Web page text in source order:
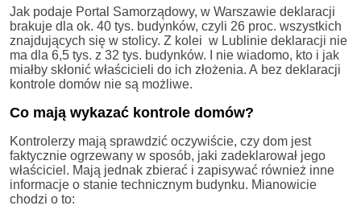
Jak podaje Portal Samorządowy, w Warszawie deklaracji
brakuje dla ok. 40 tys. budynków, czyli 26 proc. wszystkich
znajdujących się w stolicy. Z kolei w Lublinie deklaracji nie
ma dla 6,5 tys. z 32 tys. budynków. I nie wiadomo, kto i jak
miałby skłonić właścicieli do ich złożenia. A bez deklaracji
kontrole domów nie są możliwe.
Co mają wykazać kontrole domów?
Kontrolerzy mają sprawdzić oczywiście, czy dom jest
faktycznie ogrzewany w sposób, jaki zadeklarował jego
właściciel. Mają jednak zbierać i zapisywać również inne
informacje o stanie technicznym budynku. Mianowicie
chodzi o to: